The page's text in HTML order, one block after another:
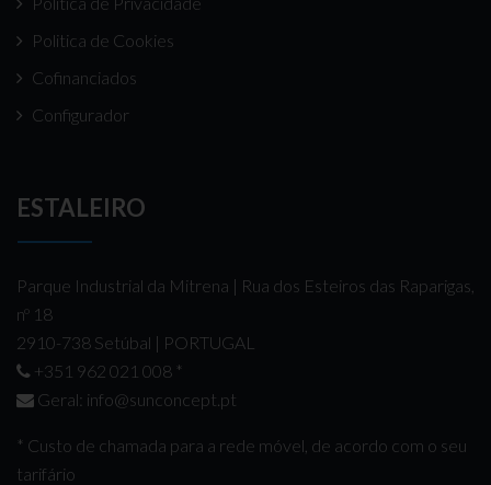
Politica de Cookies
Cofinanciados
Configurador
ESTALEIRO
Parque Industrial da Mitrena | Rua dos Esteiros das Raparigas,
nº 18
2910-738 Setúbal | PORTUGAL
+351 962 021 008 *
Geral: info@sunconcept.pt
* Custo de chamada para a rede móvel, de acordo com o seu
tarifário